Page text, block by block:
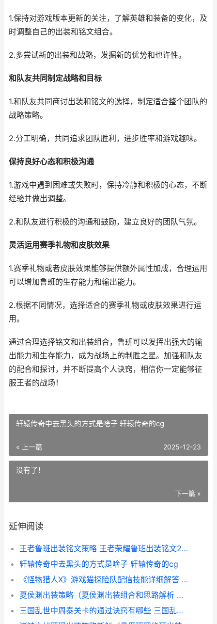
1.保持对游戏版本更新的关注，了解英雄和装备的变化，及
时调整自己的出装和铭文组合。
2.多尝试新的出装和战略，发掘新的优势和也许性。
和队友共同制定战略和目标
1.和队友共同商讨出装和铭文的选择，制定适合整个团队的
战略策略。
2.分工明确，共同追求团队胜利，进步胜率和游戏趣味。
保持良好心态和积极沟通
1.游戏中遇到困难或失败时，保持冷静和积极的心态，不断
经验并做出调整。
2.和队友进行积极的沟通和鼓励，建立良好的团队气氛。
灵活运用赛季礼物和皮肤效果
1.赛季礼物或者皮肤效果能够提供额外属性加成，合理运用
可以增加鲁班的生存能力和输出能力。
2.根据不同情况，选择适合的赛季礼物或皮肤效果进行运
用。
通过合理选择铭文和出装组合，鲁班可以发挥出强大的输
出能力和生存能力，成为战场上的制胜之星。加强和队友
的配合和探讨，并不断提高个人诀窍，相信你一定能够征
服王者的战场！
轩辕传奇中去黑头的方式是啥子 轩辕传奇的cg
« 上一篇 2025-12-23
没有了！
下一篇 »
延伸阅读
王者鲁班出装铭文策略 王者荣耀鲁班出装铭文2021
轩辕传奇中去黑头的方式是啥子 轩辕传奇的cg
《怪物猎人X》游戏猫探险队配信技能详细解答 怪物猎人x电龙弱点属性
夏侯渊出装策略（夏侯渊出装组合和思路解析 王者荣耀夏侯渊怎么出装
三国乱世中周泰关卡的通过诀窍有哪些 三国乱世周泰二次觉醒攻略